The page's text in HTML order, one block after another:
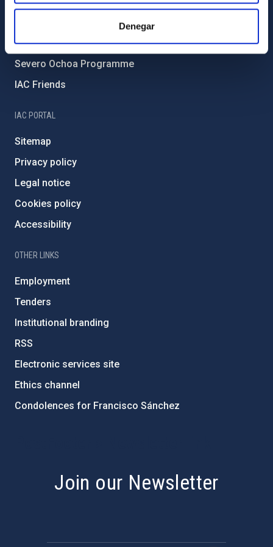
Denegar
External funding
Severo Ochoa Programme
IAC Friends
IAC PORTAL
Sitemap
Privacy policy
Legal notice
Cookies policy
Accessibility
OTHER LINKS
Employment
Tenders
Institutional branding
RSS
Electronic services site
Ethics channel
Condolences for Francisco Sánchez
Join our Newsletter